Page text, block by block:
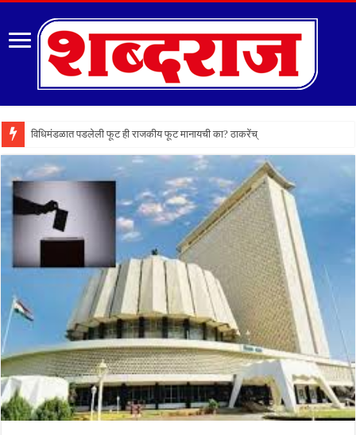
विधिमंडळात पडलेली फूट ही राजकीय फूट मानायची का? ठाकरेंच्या वकिलांचा मोठा सवा